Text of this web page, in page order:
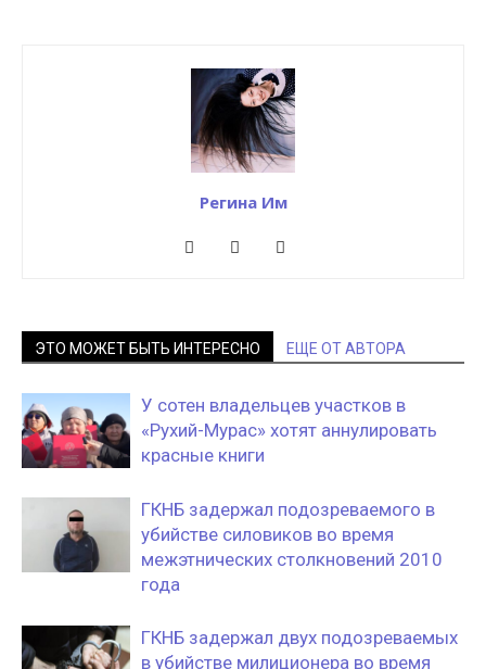
Регина Им
ЭТО МОЖЕТ БЫТЬ ИНТЕРЕСНО ЕЩЕ ОТ АВТОРА
У сотен владельцев участков в
«Рухий-Мурас» хотят аннулировать
красные книги
ГКНБ задержал подозреваемого в
убийстве силовиков во время
межэтнических столкновений 2010
года
ГКНБ задержал двух подозреваемых
в убийстве милиционера во время